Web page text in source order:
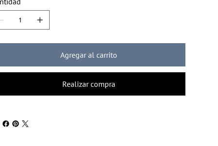
Agregar al carrito
Realizar compra